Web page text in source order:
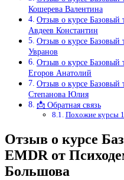
Кошерева Валентина
Отзыв о курсе Базовый
Авдеев Константин
Отзыв о курсе Базовый
Увранов
Отзыв о курсе Базовый
Егоров Анатолий
Отзыв о курсе Базовый
Степанова Юлия
📩 Обратная связь
Похожие курсы
Отзыв о курсе
EMDR от
Большова